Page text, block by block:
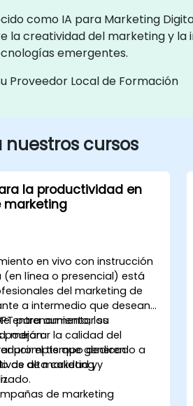
como IA para Marketing
la creatividad del marketing y la
emergentes.
Proveedor Local de Formación
nuestros cursos
la productividad en
marketing
en vivo con instrucción
(en línea o presencial) está
del marketing de
a intermedio que desean
para aumentar su
mejorar la calidad del
el tiempo dedicado a
de marketing y
entrenamiento, los
podrán:
prompts que generen
de alta calidad y
de marketing